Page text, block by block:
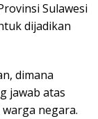
Sulawesi
dijadikan
dimana
jawab atas
negara.